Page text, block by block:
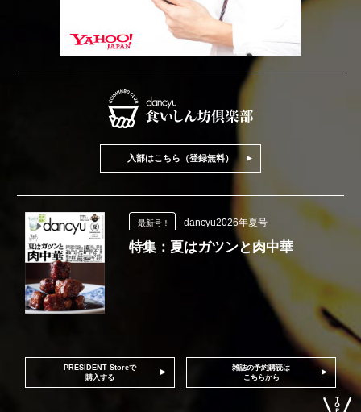
入部はこちら（登録無料）
最新号！ dancyu2026年夏号
特集：夏はガツンと肉中華
PRESIDENT Storeで
購入する
雑誌の予約購読は
こちらから